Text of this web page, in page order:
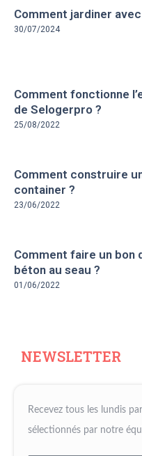
Comment jardiner avec
30/07/2024
Comment fonctionne
de Selogerpro ?
25/08/2022
Comment construire
container ?
23/06/2022
Comment faire un bon
béton au seau ?
01/06/2022
NEWSLETTER
Recevez tous les lundis
sélectionnés par notre